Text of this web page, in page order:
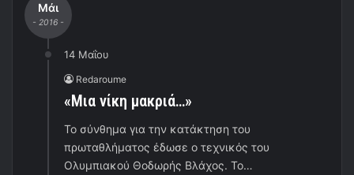
Μάι
- 2016 -
14 Μαΐου
Redaroume
«Μια νίκη μακριά…»
Το σύνθημα για την κατάκτηση του
πρωταθλήματος έδωσε ο τεχνικός του
Ολυμπιακού Θοδωρής Βλάχος. Το…